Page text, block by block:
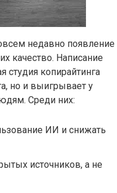
недавно появление
качество. Написание
студия копирайтинга
но и выигрывает у
Среди них:
ИИ и снижать
источников, а не